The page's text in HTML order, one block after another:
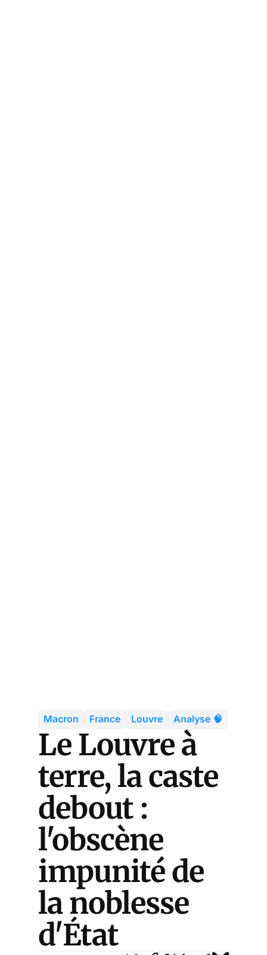
Macron France Louvre Analyse 🧠
Le Louvre à
terre, la caste
debout :
l'obscène
impunité de
la noblesse
d'État